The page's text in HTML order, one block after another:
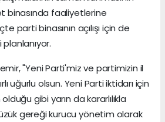
binasında faaliyetlerine
parti binasının açılışı için de
"Yeni Parti'miz ve partimizin il
uğurlu olsun. Yeni Parti iktidarı için
gibi yarın da kararlılıkla
gereği kurucu yönetim olarak